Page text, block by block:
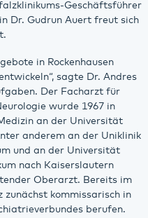
Geschäftsführer
Dr. Gudrun Auert freut sich
in Rockenhausen
sagte Dr. Andres
Der Facharzt für
wurde 1967 in
an der Universität
anderem an der Uniklinik
und an der Universität
nach Kaiserslautern
Oberarzt. Bereits im
zunächst kommissarisch in
berufen.